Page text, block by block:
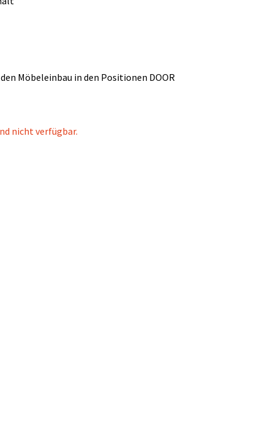
Möbeleinbau in den Positionen DOOR
nicht verfügbar.